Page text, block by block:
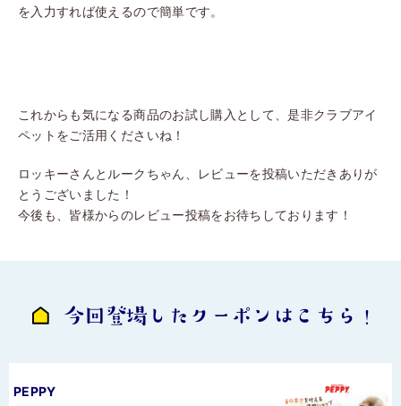
を入力すれば使えるので簡単です。
これからも気になる商品のお試し購入として、是非クラブアイ
ペットをご活用くださいね！
ロッキーさんとルークちゃん、レビューを投稿いただきありが
とうございました！
今後も、皆様からのレビュー投稿をお待ちしております！
今回登場したクーポンはこちら！
PEPPY